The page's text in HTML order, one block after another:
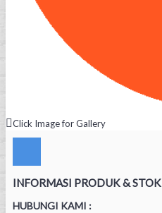
Click Image for Gallery
INFORMASI PRODUK & STOK
HUBUNGI KAMI :